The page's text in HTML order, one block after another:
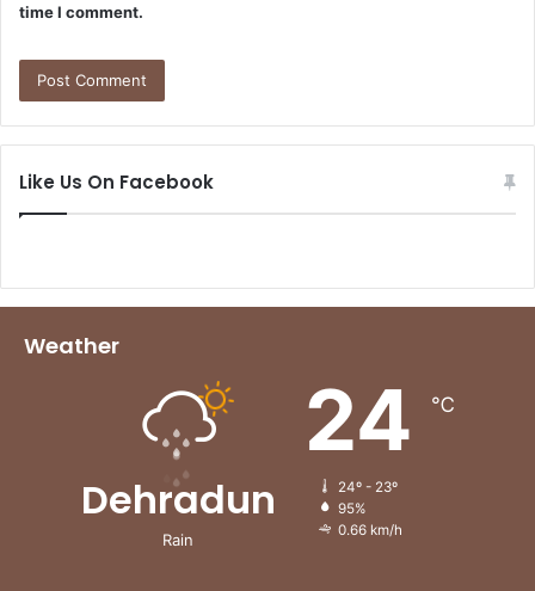
time I comment.
Like Us On Facebook
Weather
Dehradun
Rain
24 ℃
24º - 23º
95%
0.66 km/h